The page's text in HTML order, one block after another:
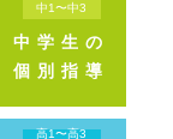
中1〜中3
中学生の
個別指導
高1〜高3